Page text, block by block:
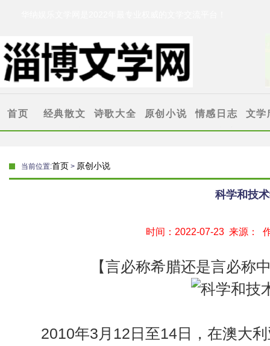
首页
经典散文
抒情散文
励志文章
诗歌大全
古代诗歌
现代诗歌
原创小说
伤感故事
情感日志
情感文章
文学
乐专题
当前位置:首页 > 原创小说
科学和技
时间：2022-07-23 来源：
【言必称希腊还是言必称中
2010年3月12日至14日，在澳大利